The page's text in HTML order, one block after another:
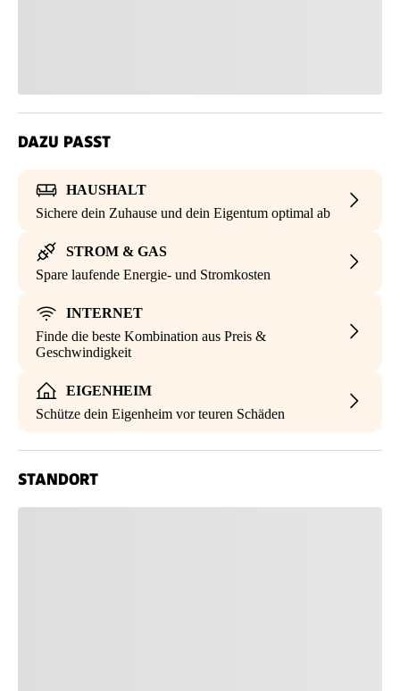
DAZU PASST
HAUSHALT
Sichere dein Zuhause und dein Eigentum optimal ab
STROM & GAS
Spare laufende Energie- und Stromkosten
INTERNET
Finde die beste Kombination aus Preis &
Geschwindigkeit
EIGENHEIM
Schütze dein Eigenheim vor teuren Schäden
STANDORT